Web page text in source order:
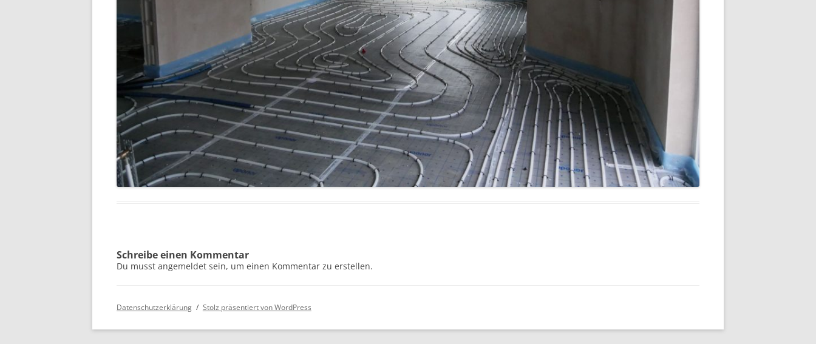
Schreibe einen Kommentar
Du musst angemeldet sein, um einen Kommentar zu erstellen.
Datenschutzerklärung Stolz präsentiert von WordPress